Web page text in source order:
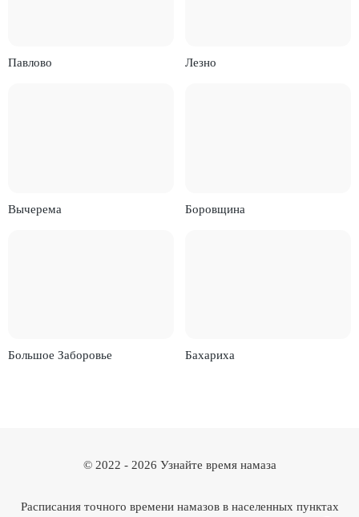
Павлово Лезно
Вычерема Боровщина
Большое Заборовье Бахариха
© 2022 - 2026 Узнайте время намаза
Расписания точного времени намазов в населенных пунктах